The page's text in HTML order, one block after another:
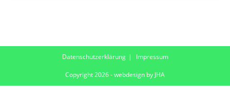
Datenschutzerklärung Impressum
Copyright 2026 - webdesign by JHA